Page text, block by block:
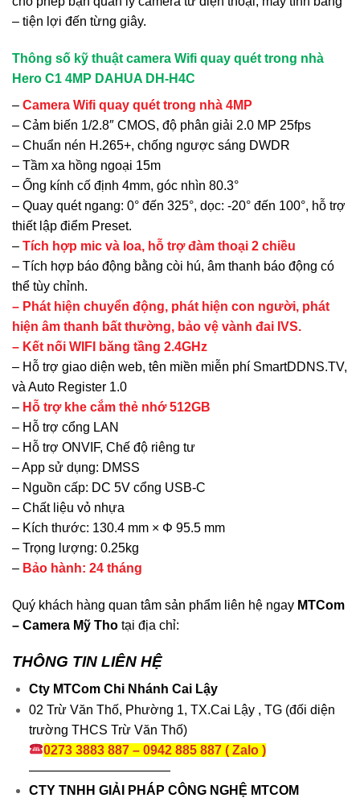
– tiện lợi đến từng giây.
Thông số kỹ thuật camera Wifi quay quét trong nhà
Hero C1 4MP DAHUA DH-H4C
– Camera Wifi quay quét trong nhà 4MP
– Cảm biến 1/2.8″ CMOS, độ phân giải 2.0 MP 25fps
– Chuẩn nén H.265+, chống ngược sáng DWDR
– Tầm xa hồng ngoại 15m
– Ống kính cố định 4mm, góc nhìn 80.3°
– Quay quét ngang: 0° đến 325°, dọc: -20° đến 100°, hỗ trợ
thiết lập điểm Preset.
– Tích hợp mic và loa, hỗ trợ đàm thoại 2 chiều
– Tích hợp báo động bằng còi hú, âm thanh báo động có
thể tùy chỉnh.
– Phát hiện chuyển động, phát hiện con người, phát
hiện âm thanh bất thường, bảo vệ vành đai IVS.
– Kết nối WIFI băng tầng 2.4GHz
– Hỗ trợ giao diện web, tên miền miễn phí SmartDDNS.TV,
và Auto Register 1.0
– Hỗ trợ khe cắm thẻ nhớ 512GB
– Hỗ trợ cổng LAN
– Hỗ trợ ONVIF, Chế độ riêng tư
– App sử dụng: DMSS
– Nguồn cấp: DC 5V cổng USB-C
– Chất liệu vỏ nhựa
– Kích thước: 130.4 mm × Φ 95.5 mm
– Trọng lượng: 0.25kg
– Bảo hành: 24 tháng
Quý khách hàng quan tâm sản phẩm liên hệ ngay MTCom
– Camera Mỹ Tho tại địa chỉ:
THÔNG TIN LIÊN HỆ
Cty MTCom Chi Nhánh Cai Lậy
02 Trừ Văn Thố, Phường 1, TX.Cai Lậy , TG (đối diện
trường THCS Trừ Văn Thố)
0273 3883 887 – 0942 885 887 ( Zalo )
———————————
CTY TNHH GIẢI PHÁP CÔNG NGHỆ MTCOM